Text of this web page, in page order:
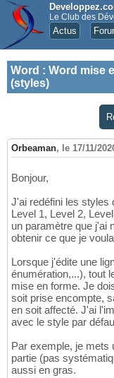
Le Club des
Actus
Word : Word mise
(styles)
Orbeaman, le 17/11/
Bonjour,
J'ai redéfini les styles
Level 1, Level 2,
un paramètre que j'ai
obtenir ce que je
Lorsque j'édite une
énumération,...), tout
mise en forme. Je
soit prise encompte,
en soit affecté. J'ai
avec le style par
Par exemple, je mets
partie (pas
aussi en gras.